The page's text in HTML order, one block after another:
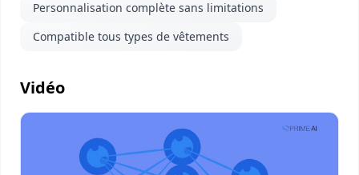
Personnalisation complète sans limitations
Compatible tous types de vêtements
Vidéo